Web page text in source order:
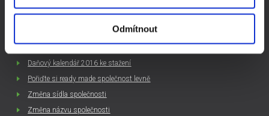
Odmítnout
Založit si firmu sám, nebo koupit ready made společnost
Daňový kalendář 2016 ke stažení
Pořiďte si ready made společnost levně
Změna sídla společnosti
Změna názvu společnosti